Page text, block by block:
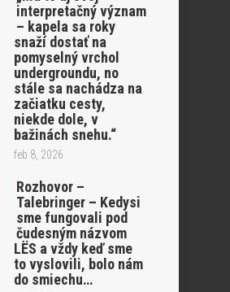
interpretačný význam
– kapela sa roky
snaží dostať na
pomyselný vrchol
undergroundu, no
stále sa nachádza na
začiatku cesty,
niekde dole, v
bažinách snehu.“
feb 8, 2026
Rozhovor –
Talebringer – Kedysi
sme fungovali pod
čudesným názvom
LËS a vždy keď sme
to vyslovili, bolo nám
do smiechu…